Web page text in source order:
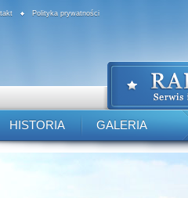
Polityka prywatności
HISTORIA GALERIA